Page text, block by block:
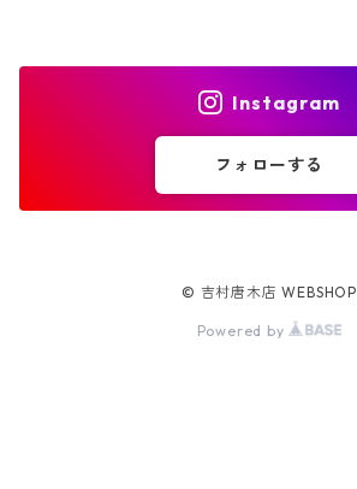
Instagram
フォローする
© 吉村唐木店 WEBSHOP
Powered by